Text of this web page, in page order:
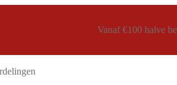
Vanaf €100 halve